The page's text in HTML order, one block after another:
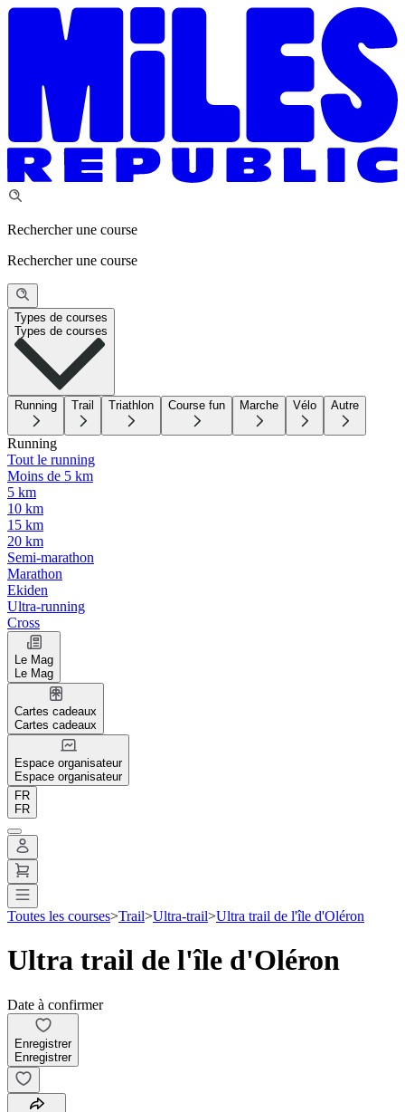
Rechercher une course
Rechercher une course
Types de courses
Types de courses
Running Trail Triathlon Course fun Marche Vélo Autre
Running
Tout le running
Moins de 5 km
5 km
10 km
15 km
20 km
Semi-marathon
Marathon
Ekiden
Ultra-running
Cross
Le Mag
Le Mag
Cartes cadeaux
Cartes cadeaux
Espace organisateur
Espace organisateur
FR
FR
Toutes les courses>Trail>Ultra-trail>Ultra trail de l'île d'Oléron
Ultra trail de l'île d'Oléron
Date à confirmer
Enregistrer
Enregistrer